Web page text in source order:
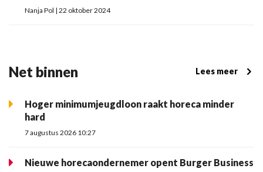
Nanja Pol | 22 oktober 2024
Net binnen Lees meer
Hoger minimumjeugdloon raakt horeca minder
hard
7 augustus 2026 10:27
Nieuwe horecaondernemer opent Burger Business